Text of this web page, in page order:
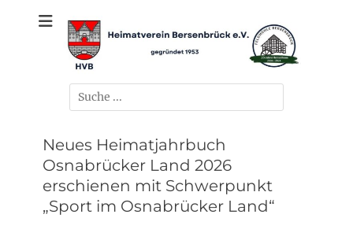
Heimatverein
Bersenbrück e.V.
gegründet 1953
Suchen
nach:
Neues Heimatjahrbuch
Osnabrücker Land 2026
erschienen mit Schwerpunkt
„Sport im Osnabrücker Land“